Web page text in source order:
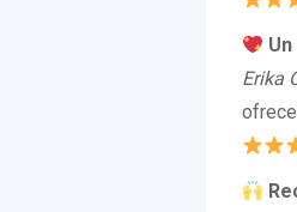
Erika